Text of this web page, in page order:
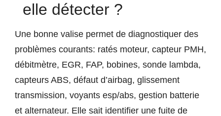
elle détecter ?
Une bonne valise permet de diagnostiquer des
problèmes courants: ratés moteur, capteur PMH,
débitmètre, EGR, FAP, bobines, sonde lambda,
capteurs ABS, défaut d’airbag, glissement
transmission, voyants esp/abs, gestion batterie
et alternateur. Elle sait identifier une fuite de